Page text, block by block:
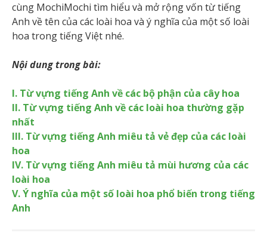
cùng MochiMochi tìm hiểu và mở rộng vốn từ tiếng
Anh về tên của các loài hoa và ý nghĩa của một số loài
hoa trong tiếng Việt nhé.
Nội dung trong bài:
I. Từ vựng tiếng Anh về các bộ phận của cây hoa
II. Từ vựng tiếng Anh về các loài hoa thường gặp
nhất
III. Từ vựng tiếng Anh miêu tả vẻ đẹp của các loài
hoa
IV. Từ vựng tiếng Anh miêu tả mùi hương của các
loài hoa
V. Ý nghĩa của một số loài hoa phổ biến trong tiếng
Anh